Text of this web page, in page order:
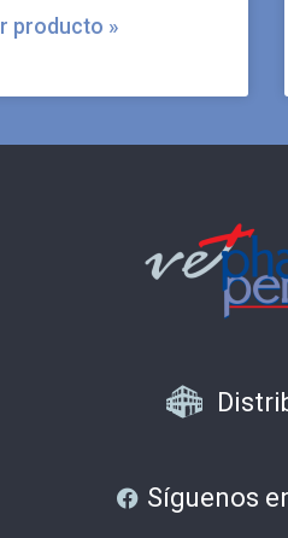
producto »
Síguenos